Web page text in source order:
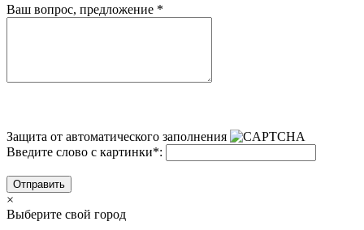
Ваш вопрос, предложение *
Защита от автоматического заполнения
Введите слово с картинки*:
Отправить
×
Выберите свой город